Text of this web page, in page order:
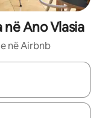
Ano Vlasia
në Airbnb
lëviz me butonat e